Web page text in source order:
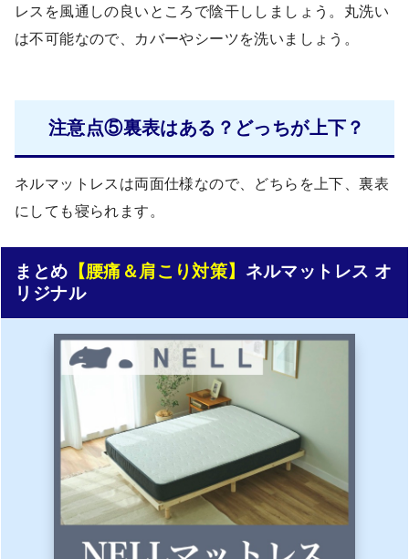
レスを風通しの良いところで陰干ししましょう。丸洗い
は不可能なので、カバーやシーツを洗いましょう。
注意点⑤裏表はある？どっちが上下？
ネルマットレスは両面仕様なので、どちらを上下、裏表
にしても寝られます。
まとめ 【腰痛＆肩こり対策】 ネルマットレス オ
リジナル